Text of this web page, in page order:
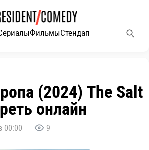
ФильмыСтендап
(2024) The Salt
онлайн
00:00 9